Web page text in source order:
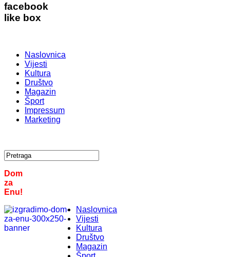
facebook
like box
Naslovnica
Vijesti
Kultura
Društvo
Magazin
Šport
Impressum
Marketing
Dom
za
Enu!
Naslovnica
Vijesti
Kultura
Društvo
Magazin